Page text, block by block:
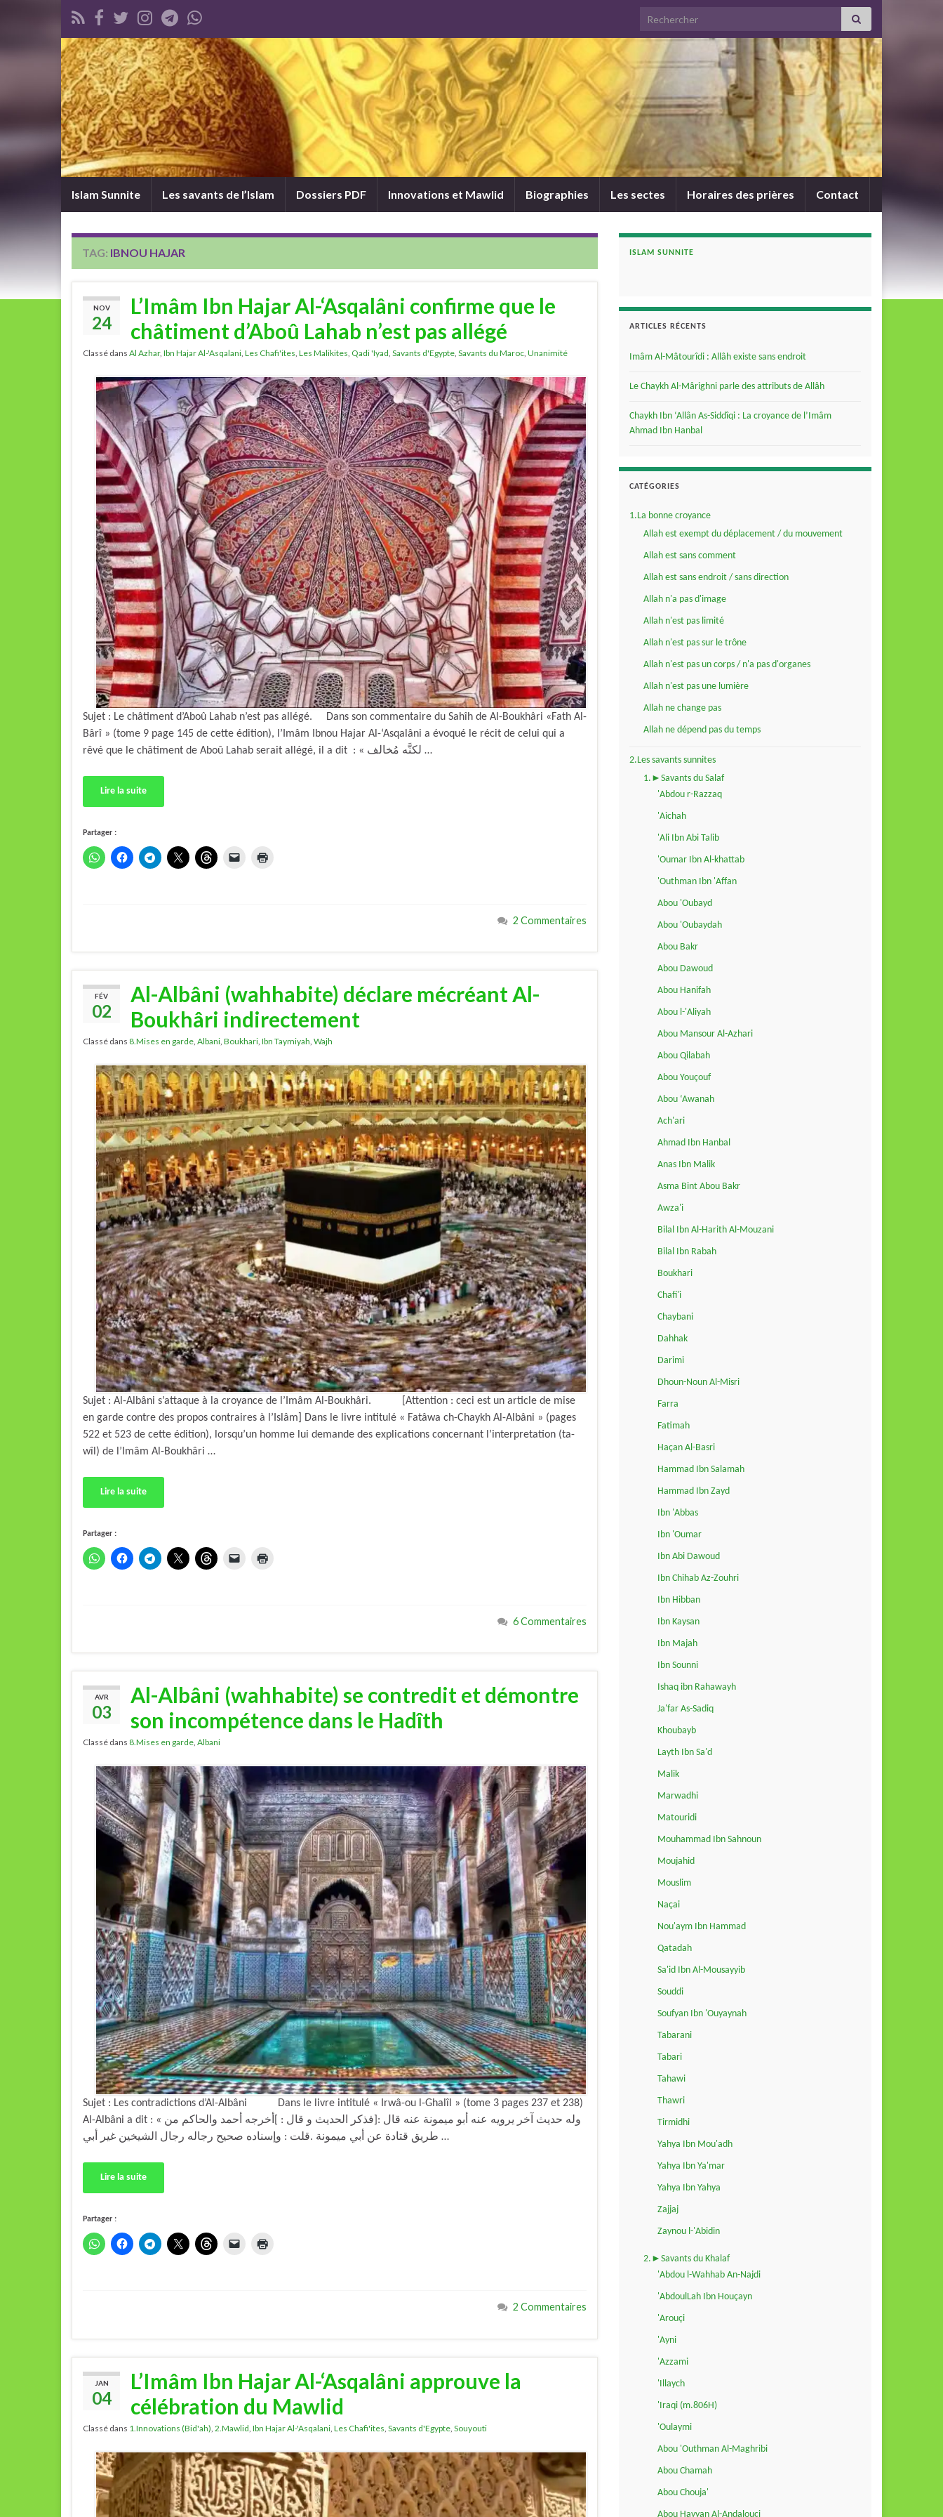
Search for:
Islam Sunnite Les savants de l’Islam Dossiers PDF Innovations et Mawlid Biographies Les sectes Horaires des prières Contact
TAG: IBNOU HAJAR
NOV
24
L’Imâm Ibn Hajar Al-‘Asqalâni confirme que le
châtiment d’Aboû Lahab n’est pas allégé
Classé dans Al Azhar, Ibn Hajar Al-'Asqalani, Les Chafi'ites, Les Malikites, Qadi 'Iyad, Savants d'Egypte, Savants du Maroc, Unanimité
Sujet : Le châtiment d’Aboû Lahab n’est pas allégé. Dans son commentaire du Sahîh de Al-Boukhâri «Fath Al-
Bârî » (tome 9 page 145 de cette édition), l’Imâm Ibnou Hajar Al-‘Asqalâni a évoqué le récit de celui qui a
rêvé que le châtiment de Aboû Lahab serait allégé, il a dit : « لكنَّه مُخالف …
Lire la suite
Partager :
2 Commentaires
FÉV
02
Al-Albâni (wahhabite) déclare mécréant Al-
Boukhâri indirectement
Classé dans 8.Mises en garde, Albani, Boukhari, Ibn Taymiyah, Wajh
Sujet : Al-Albâni s’attaque à la croyance de l’Imâm Al-Boukhâri. [Attention : ceci est un article de mise
en garde contre des propos contraires à l’Islâm] Dans le livre intitulé « Fatâwa ch-Chaykh Al-Albâni » (pages
522 et 523 de cette édition), lorsqu’un homme lui demande des explications concernant l’interpretation (ta-
wîl) de l’Imâm Al-Boukhâri …
Lire la suite
Partager :
6 Commentaires
AVR
03
Al-Albâni (wahhabite) se contredit et démontre
son incompétence dans le Hadîth
Classé dans 8.Mises en garde, Albani
Sujet : Les contradictions d’Al-Albâni Dans le livre intitulé « Irwâ-ou l-Ghalîl » (tome 3 pages 237 et 238)
Al-Albâni a dit : « وله حديث آخر يرويه عنه أبو ميمونة عنه قال :[فذكر الحديث و قال : ]أخرجه أحمد والحاكم من
طريق قتادة عن أبي ميمونة .قلت : وإسناده صحيح رجاله رجال الشيخين غير أبي …
Lire la suite
Partager :
2 Commentaires
JAN
04
L’Imâm Ibn Hajar Al-‘Asqalâni approuve la
célébration du Mawlid
Classé dans 1.Innovations (Bid'ah) 2.Mawlid Ibn Hajar Al-'Asqalani Les Chafi'ites Savants d'Egypte Souyouti
ISLAM SUNNITE
ARTICLES RÉCENTS
Imâm Al-Mâtourîdi : Allâh existe sans endroit
Le Chaykh Al-Mârighni parle des attributs de Allâh
Chaykh Ibn ‘Allân As-Siddîqi : La croyance de l’Imâm
Ahmad Ibn Hanbal
CATÉGORIES
1.La bonne croyance
Allah est exempt du déplacement / du mouvement
Allah est sans comment
Allah est sans endroit / sans direction
Allah n'a pas d'image
Allah n'est pas limité
Allah n'est pas sur le trône
Allah n'est pas un corps / n'a pas d'organes
Allah n'est pas une lumière
Allah ne change pas
Allah ne dépend pas du temps
2.Les savants sunnites
1.►Savants du Salaf
'Abdou r-Razzaq
'Aichah
'Ali Ibn Abi Talib
'Oumar Ibn Al-khattab
'Outhman Ibn 'Affan
Abou 'Oubayd
Abou 'Oubaydah
Abou Bakr
Abou Dawoud
Abou Hanifah
Abou l-'Aliyah
Abou Mansour Al-Azhari
Abou Qilabah
Abou Youçouf
Abou ‘Awanah
Ach'ari
Ahmad Ibn Hanbal
Anas Ibn Malik
Asma Bint Abou Bakr
Awza'i
Bilal Ibn Al-Harith Al-Mouzani
Bilal Ibn Rabah
Boukhari
Chafi'i
Chaybani
Dahhak
Darimi
Dhoun-Noun Al-Misri
Farra
Fatimah
Haçan Al-Basri
Hammad Ibn Salamah
Hammad Ibn Zayd
Ibn 'Abbas
Ibn 'Oumar
Ibn Abi Dawoud
Ibn Chihab Az-Zouhri
Ibn Hibban
Ibn Kaysan
Ibn Majah
Ibn Sounni
Ishaq ibn Rahawayh
Ja'far As-Sadiq
Khoubayb
Layth Ibn Sa'd
Malik
Marwadhi
Matouridi
Mouhammad Ibn Sahnoun
Moujahid
Mouslim
Naçai
Nou'aym Ibn Hammad
Qatadah
Sa'id Ibn Al-Mousayyib
Souddi
Soufyan Ibn 'Ouyaynah
Tabarani
Tabari
Tahawi
Thawri
Tirmidhi
Yahya Ibn Mou'adh
Yahya Ibn Ya'mar
Yahya Ibn Yahya
Zajjaj
Zaynou l-'Abidin
2.►Savants du Khalaf
'Abdou l-Wahhab An-Najdi
'AbdoulLah Ibn Houçayn
'Arouçi
'Ayni
'Azzami
'Illaych
'Iraqi (m.806H)
'Oulaymi
Abou 'Outhman Al-Maghribi
Abou Chamah
Abou Chouja'
Abou Hayyan Al-Andalouçi